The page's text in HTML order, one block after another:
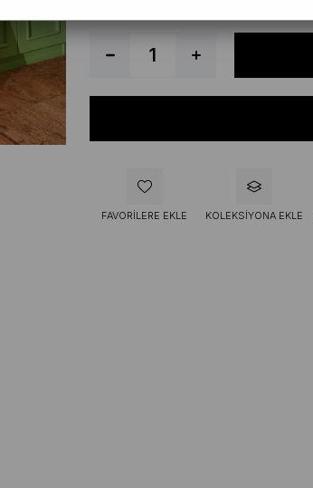
FAVORILERE EKLE KOLEKSIYONA EKLE